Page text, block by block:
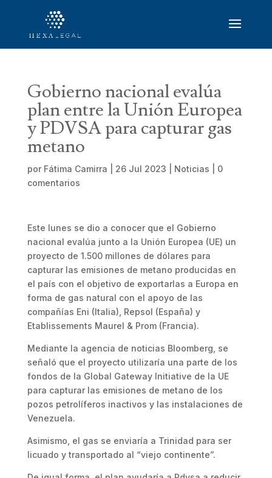
Gobierno nacional evalúa
plan entre la Unión Europea
y PDVSA para capturar gas
metano
por Fátima Camirra 26 Jul 2023 Noticias
0
comentarios
Este lunes se dio a conocer que el Gobierno
nacional evalúa junto a la Unión Europea (UE) un
proyecto de 1.500 millones de dólares para
capturar las emisiones de metano producidas en
el país con el objetivo de exportarlas a Europa en
forma de gas natural con el apoyo de las
compañías Eni (Italia), Repsol (España) y
Etablissements Maurel & Prom (Francia).
Mediante la agencia de noticias Bloomberg, se
señaló que el proyecto utilizaría una parte de los
fondos de la Global Gateway Initiative de la UE
para capturar las emisiones de metano de los
pozos petrolíferos inactivos y las instalaciones de
Venezuela.
Asimismo, el gas se enviaría a Trinidad para ser
licuado y transportado al “viejo continente”.